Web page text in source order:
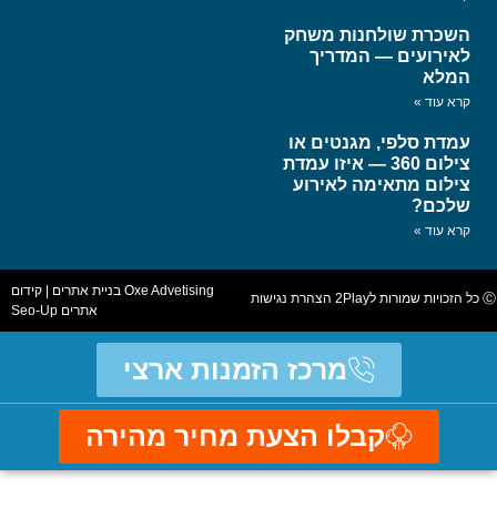
שולחנות משחק
— המדריך
מגנטים או
צילום 360 — איזו עמדת
לאירוע
הצהרת נגישות Oxe Advetising בניית אתרים| קידום
מרכז הזמנות ארצי
קבלו הצעת מחיר מהירה